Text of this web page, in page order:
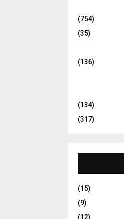
(754)
(35)
(136)
(134)
(317)
(15)
(9)
(12)